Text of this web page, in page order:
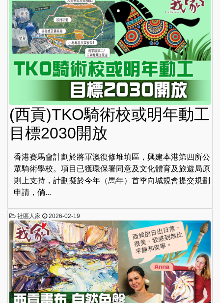
(西貢)TKO騎術校或明年動工
目標2030開放
香港賽馬會計劃於將軍澳復修堆填區，興建本港第四所公
眾騎術學校。項目已獲環保署同意及文化體育及旅遊局原
則上支持，計劃擬於今年（馬年）首季向城規會提交規劃
申請，倘...
社區人家 2026-02-19